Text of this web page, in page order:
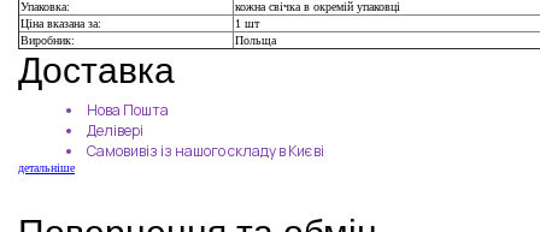
Упаковка:
кожна свічка в окремій упаковці
Ціна вказана за:
1 шт
Виробник:
Польща
Доставка
Нова Пошта
Делівері
Самовивіз із нашого складу в Києві
детальніше